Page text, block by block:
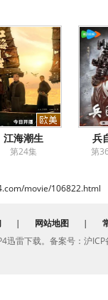
江海潮生
第24集
兵
第
movie/106822.html
| 网站地图 |
迅雷下载。备案号：沪